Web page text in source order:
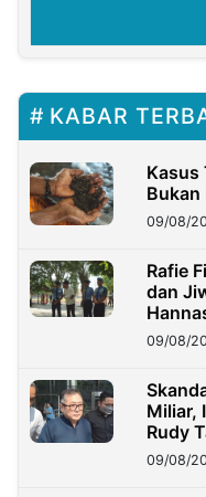
KABAR
Kasus
Bukan
09/08/
Rafie
dan
09/08/
Miliar,
Rudy
09/08/